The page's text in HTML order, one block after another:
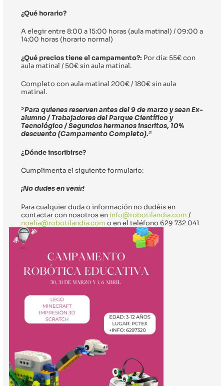
¿Qué horario?
A elegir entre 8:00 a 15:00 horas (aula matinal) / 09:00 a
14:00 horas (horario normal)
¿Qué precios tiene el campamento?: Por día: 55€ con
aula matinal / 50€ sin aula matinal.
Completo con aula matinal 200€ / 180€ sin aula
matinal.
*Para quienes reserven antes del 9 de marzo y sean Ex-
alumno / Trabajadores del Parque Científico y
Tecnológico / Segundos hermanos inscritos, 10%
descuento (Campamento Completo).*
¿Dónde inscribirse?
Cumplimenta el siguiente formulario:
¡No dudes en venir!
Para cualquier duda o información no dudéis en
contactar con nosotros en info@robotilandia.com
noelia@robotilandia.com o en el teléfono 629 732 041